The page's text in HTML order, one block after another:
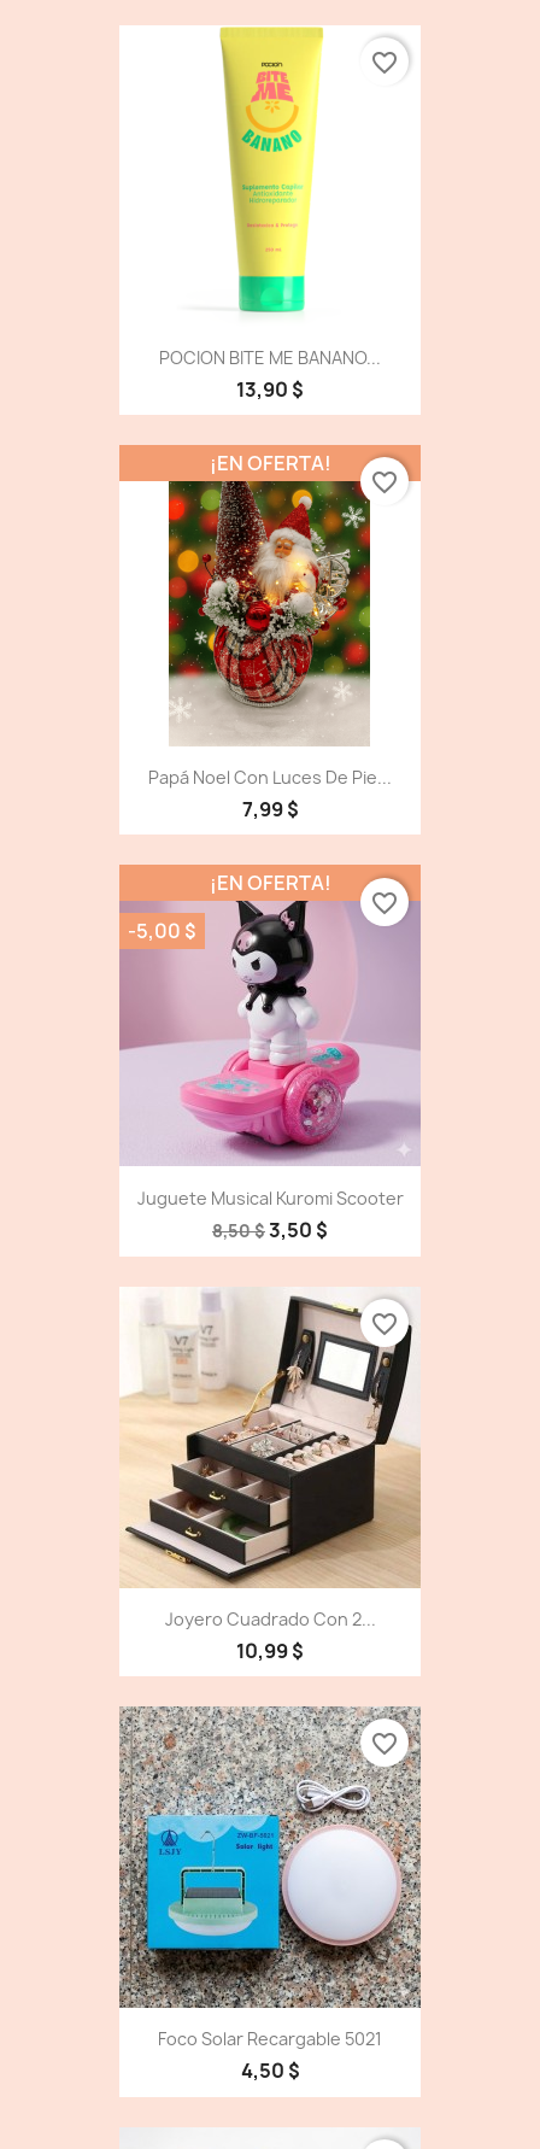
POCION BITE ME BANANO...
13,90 $
favorite_border
Papá Noel Con Luces De Pie...
7,99 $
¡EN OFERTA!
favorite_border
Juguete Musical Kuromi Scooter
8,50 $3,50 $
¡EN OFERTA!
-5,00 $
favorite_border
Joyero Cuadrado Con 2...
10,99 $
favorite_border
Foco Solar Recargable 5021
4,50 $
favorite_border